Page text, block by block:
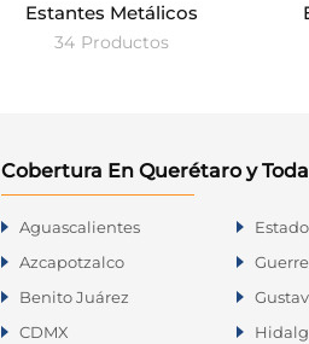
Estantes Metálicos
34 Productos
Cobertura En Querétaro y
Aguascalientes
Azcapotzalco
Benito Juárez
CDMX